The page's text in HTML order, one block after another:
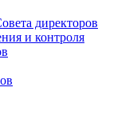
директоров
и контроля